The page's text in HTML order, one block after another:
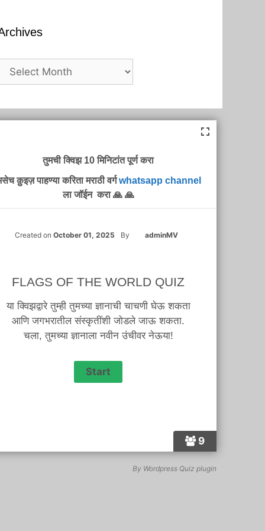
Archives
9
तुमची क्विझ 10 मिनिटांत पूर्ण करा
क़ुइज़ पाहण्या करिता मराठी वर्गwhatsapp channel
ला जॉईन करा 🙏 🙏
Created on October 01, 2025 By adminMV
FLAGS OF THE WORLD QUIZ
या क्विझद्वारे तुम्ही तुमच्या ज्ञानाची चाचणी घेऊ शकता
आणि जगभरातील संस्कृतींशी जोडले जाऊ शकता.
चला, तुमच्या ज्ञानाला नवीन उंचीवर नेऊया!
By Wordpress Quiz plugin